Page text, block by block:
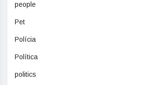
people
Pet
Polícia
Política
politics